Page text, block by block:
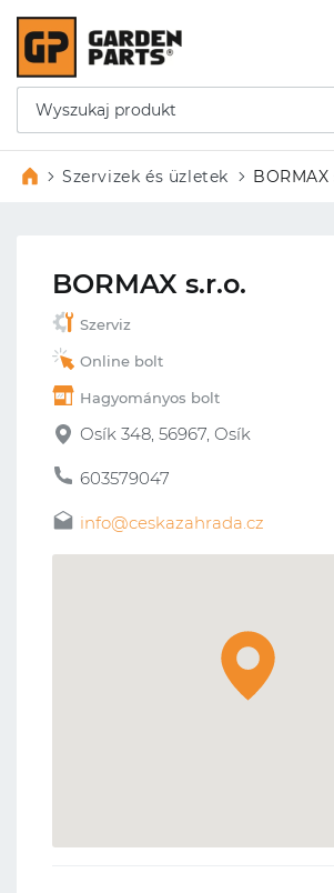
Szervizek és üzletek BORMAX
BORMAX s.r.o.
Szerviz
Online bolt
Hagyományos bolt
Osík 348, 56967, Osík
603579047
info@ceskazahrada.cz